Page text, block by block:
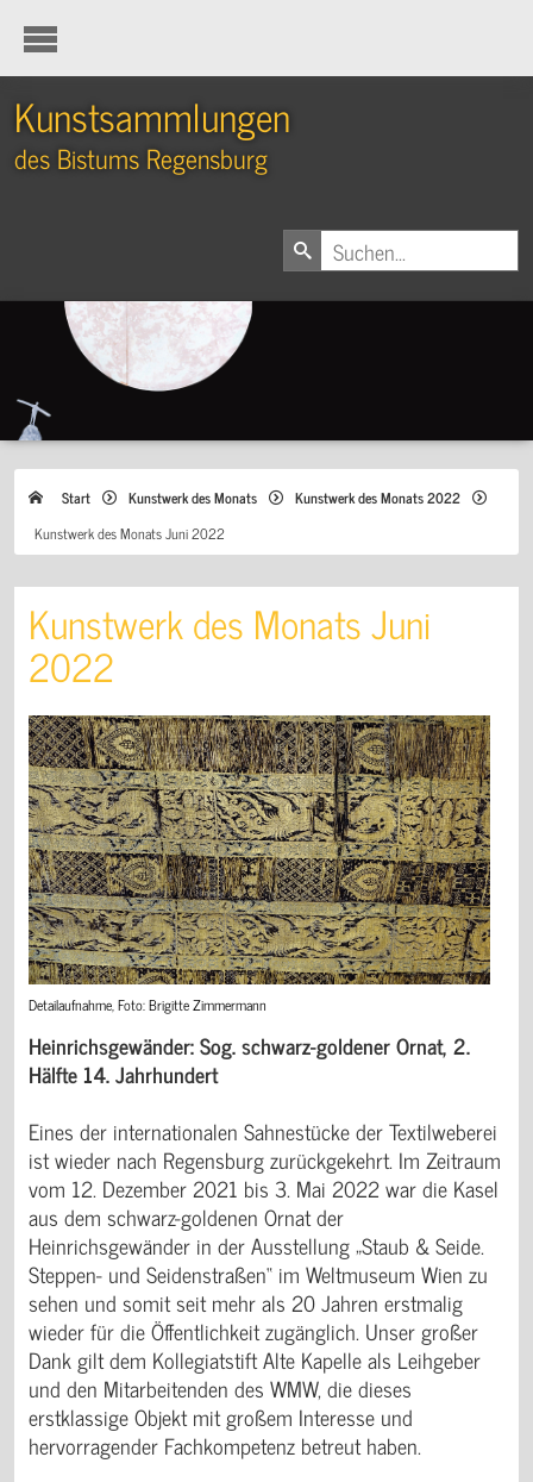
Kunstsammlungen
des Bistums Regensburg
Start Kunstwerk des Monats
Kunstwerk des Monats 2022
Kunstwerk des Monats Juni 2022
Kunstwerk des Monats Juni
2022
Detailaufnahme, Foto: Brigitte Zimmermann
Heinrichsgewänder: Sog. schwarz-goldener Ornat, 2.
Hälfte 14. Jahrhundert
Eines der internationalen Sahnestücke der Textilweberei
ist wieder nach Regensburg zurückgekehrt. Im Zeitraum
vom 12. Dezember 2021 bis 3. Mai 2022 war die Kasel
aus dem schwarz-goldenen Ornat der
Heinrichsgewänder in der Ausstellung „Staub & Seide.
Steppen- und Seidenstraßen“ im Weltmuseum Wien zu
sehen und somit seit mehr als 20 Jahren erstmalig
wieder für die Öffentlichkeit zugänglich. Unser großer
Dank gilt dem Kollegiatstift Alte Kapelle als Leihgeber
und den Mitarbeitenden des WMW, die dieses
erstklassige Objekt mit großem Interesse und
hervorragender Fachkompetenz betreut haben.